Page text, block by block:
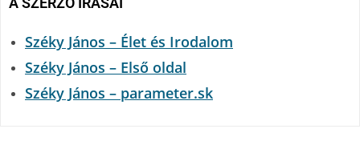
Széky János – Élet és Irodalom
Széky János – Első oldal
Széky János – parameter.sk